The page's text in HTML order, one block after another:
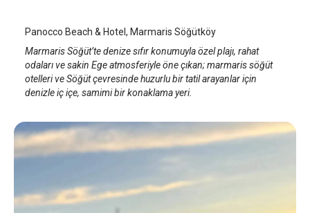
Panocco Beach & Hotel, Marmaris Söğütköy
Marmaris Söğüt’te denize sıfır konumuyla özel plajı, rahat
odaları ve sakin Ege atmosferiyle öne çıkan; marmaris söğüt
otelleri ve Söğüt çevresinde huzurlu bir tatil arayanlar için
denizle iç içe, samimi bir konaklama yeri.